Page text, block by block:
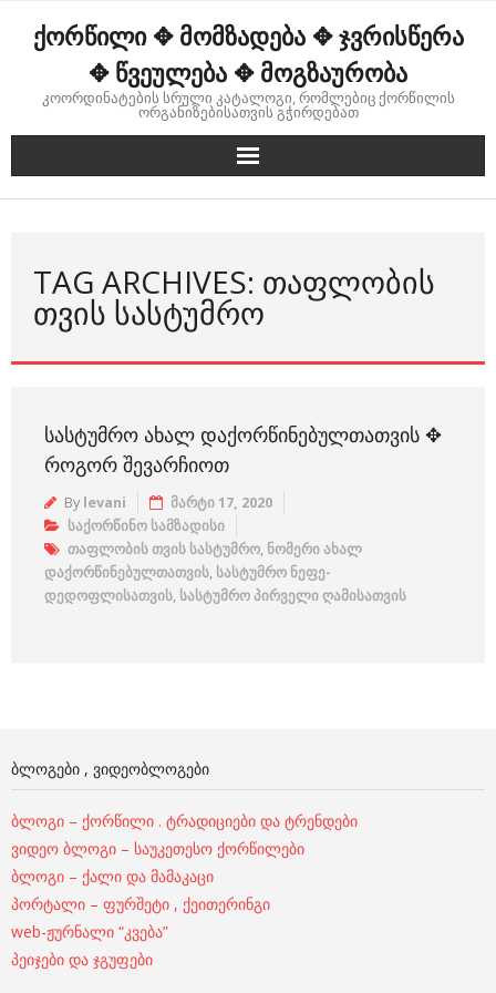
ქორწილი ✥ მომზადება ✥ ჯვრისწერა
✥ წვეულება ✥ მოგზაურობა
კოორდინატების სრული კატალოგი, რომლებიც ქორწილის
ორგანიზებისათვის გჭირდებათ
TAG ARCHIVES: ᲗᲐᲤᲚᲝᲑᲘᲡ
ᲗᲕᲘᲡ ᲡᲐᲡᲢᲣᲛᲠᲝ
ᲡᲐᲡᲢᲣᲛᲠᲝ ᲐᲮᲐᲚ ᲓᲐᲥᲝᲠᲬᲘᲜᲔᲑᲣᲚᲗᲐᲗᲕᲘᲡ ✥
ᲠᲝᲒᲝᲠ ᲨᲔᲕᲐᲠᲩᲘᲝᲗ
By levani
მარტი 17, 2020
საქორწინო სამზადისი
თაფლობის თვის სასტუმრო, ნომერი ახალ
დაქორწინებულთათვის, სასტუმრო ნეფე-
დედოფლისათვის, სასტუმრო პირველი ღამისათვის
ᲑᲚᲝᲒᲔᲑᲘ , ᲕᲘᲓᲔᲝᲑᲚᲝᲒᲔᲑᲘ
ბლოგი – ქორწილი . ტრადიციები და ტრენდები
ვიდეო ბლოგი – საუკეთესო ქორწილები
ბლოგი – ქალი და მამაკაცი
პორტალი – ფურშეტი , ქეითერინგი
web-ჟურნალი “კვება”
პეიჯები და ჯგუფები